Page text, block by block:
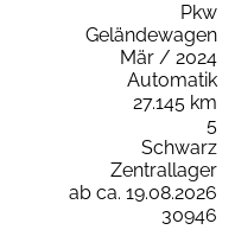
Pkw
Geländewagen
Mär / 2024
Automatik
27.145 km
5
Schwarz
Zentrallager
ab ca. 19.08.2026
30946